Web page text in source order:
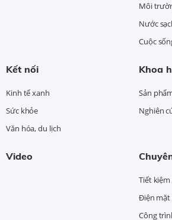
Môi
Nước
Cuộc
Kết nối
Kinh tế xanh
Sức khỏe
Văn hóa, du lịch
Khoa
Sản
Nghiên
Video
Tiết
Điện
Công